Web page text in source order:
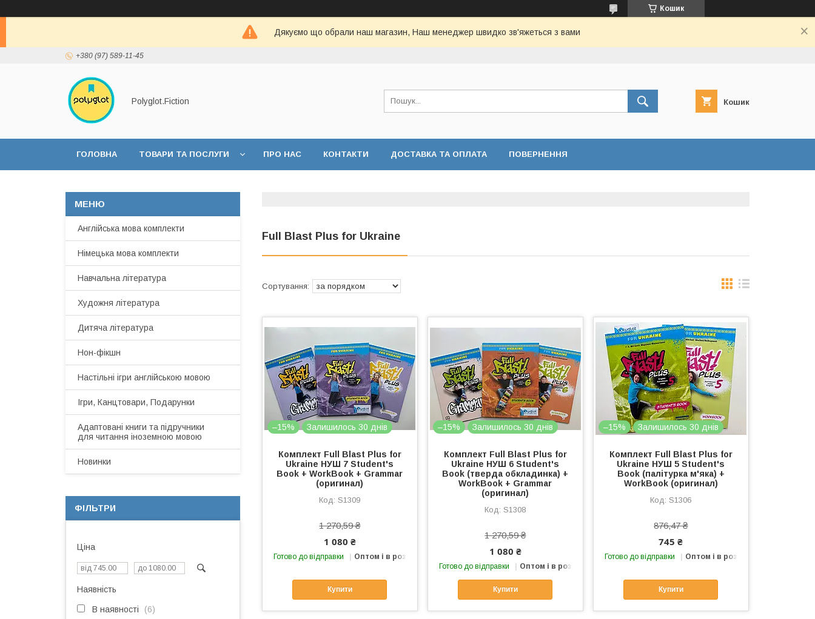
Кошик
Дякуємо що обрали наш магазин, Наш менеджер швидко зв'яжеться з вами
+380 (97) 589-11-45
Polyglot.Fiction Кошик
ГОЛОВНА ТОВАРИ ТА ПОСЛУГИ ПРО НАС КОНТАКТИ ДОСТАВКА ТА ОПЛАТА ПОВЕРНЕННЯ
Full Blast Plus for Ukraine
–15% Залишилось 30 днів
Комплект Full Blast Plus for
Ukraine НУШ 7 Student's
Book + WorkBook + Grammar
(оригинал)
S1309
1 270,59 ₴
1 080 ₴
Готово до відправки Оптом і в роздріб
Купити
–15% Залишилось 30 днів
Комплект Full Blast Plus for
Ukraine НУШ 6 Student's
Book (тверда обкладинка) +
WorkBook + Grammar
(оригинал)
S1308
1 270,59 ₴
1 080 ₴
Готово до відправки Оптом і в роздріб
Купити
–15% Залишилось 30 днів
Комплект Full Blast Plus for
Ukraine НУШ 5 Student's
Book (палітурка м'яка) +
WorkBook (оригинал)
S1306
876,47 ₴
745 ₴
Готово до відправки Оптом і в роздріб
Купити
Англійська мова комплекти
Німецька мова комплекти
Навчальна література
Художня література
Дитяча література
Нон-фікшн
Настільні ігри англійською мовою
Ігри, Канцтовари, Подарунки
Адаптовані книги та підручники
для читання іноземною мовою
Новинки
ФІЛЬТРИ
Ціна
Наявність
В наявності 6